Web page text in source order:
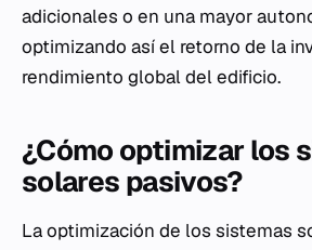
adicionales o en una mayor
optimizando así el retorno de la
rendimiento global del edificio.
¿Cómo optimizar los
solares pasivos?
La optimización de los sistemas